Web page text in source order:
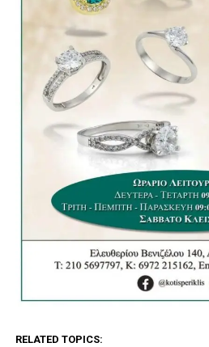
RELATED TOPICS: